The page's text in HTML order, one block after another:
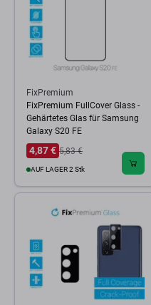
FixPremium
FixPremium FullCover Glass -
Gehärtetes Glas für Samsung
Galaxy S20 FE
4,87 € 5,83 €
AUF LAGER 2 Stk